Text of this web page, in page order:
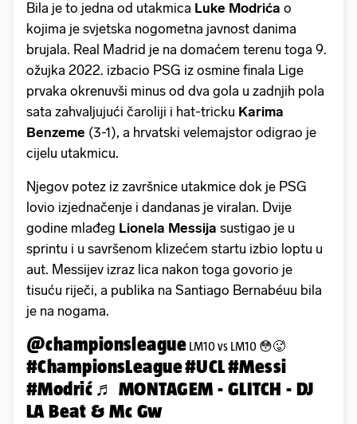
Bila je to jedna od utakmica Luke Modrića o
kojima je svjetska nogometna javnost danima
brujala. Real Madrid je na domaćem terenu toga 9.
ožujka 2022. izbacio PSG iz osmine finala Lige
prvaka okrenuvši minus od dva gola u zadnjih pola
sata zahvaljujući čaroliji i hat-tricku Karima
Benzeme (3-1), a hrvatski velemajstor odigrao je
cijelu utakmicu.
Njegov potez iz završnice utakmice dok je PSG
lovio izjednačenje i dandanas je viralan. Dvije
godine mlađeg Lionela Messija sustigao je u
sprintu i u savršenom klizećem startu izbio loptu u
aut. Messijev izraz lica nakon toga govorio je
tisuću riječi, a publika na Santiago Bernabéuu bila
je na nogama.
@championsleague LM10 vs LM10 😳🥵
#ChampionsLeague#UCL#Messi
#Modrić ♬ MONTAGEM - GLITCH - DJ
LA Beat & Mc Gw